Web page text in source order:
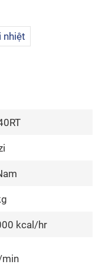
nhiệt
kcal/hr